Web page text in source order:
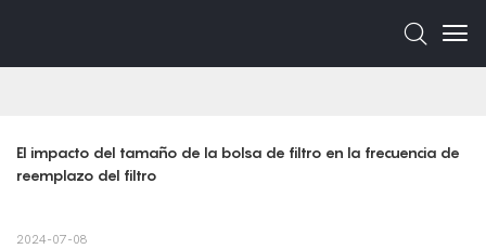
El impacto del tamaño de la bolsa de filtro en la frecuencia de
reemplazo del filtro
2024-07-08